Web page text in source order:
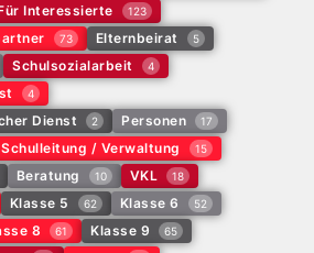
Interessierte 123
73 Elternbeirat 5
Schulsozialarbeit 4
4
Dienst 2 Personen 17
Schulleitung / Verwaltung 15
Beratung 10 VKL 18
Klasse 5 62 Klasse 6 52
8 61 Klasse 9 65